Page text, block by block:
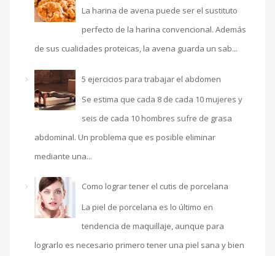
La harina de avena puede ser el sustituto
perfecto de la harina convencional. Además
de sus cualidades proteicas, la avena guarda un sab...
5 ejercicios para trabajar el abdomen
Se estima que cada 8 de cada 10 mujeres y
seis de cada 10 hombres sufre de grasa
abdominal. Un problema que es posible eliminar
mediante una...
Como lograr tener el cutis de porcelana
La piel de porcelana es lo último en
tendencia de maquillaje, aunque para
lograrlo es necesario primero tener una piel sana y bien